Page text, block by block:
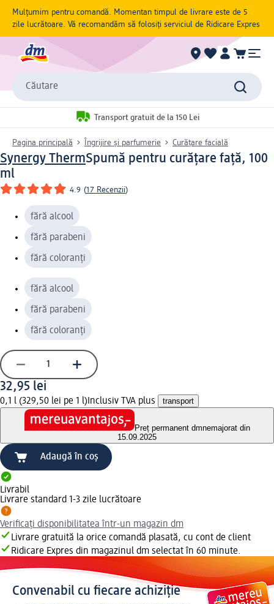
Mulțumim pentru comandă. Momentan timpul de livrare este de 5
zile lucrătoare. Vă recomandăm să folosiți serviciul de Ridicare Expres
Căutare
Transport gratuit de la 150 Lei
Pagina principală Îngrijire și parfumerie Curățare facială
Synergy ThermSpumă pentru curățare față, 100
ml
4.9 (17 Recenzii)
fără alcool
fără parabeni
fără coloranți
fără alcool
fără parabeni
fără coloranți
32,95 lei
0,1 l (329,50 lei pe 1 l) Inclusiv TVA plus transport
Preț permanent dmnemajorat din
15.09.2025
Adaugă în coș
Livrabil
Livrare standard 1-3 zile lucrătoare
Verificați disponibilitatea într-un magazin dm
Livrare gratuită la orice comandă plasată, cu cont de client
Ridicare Expres din magazinul dm selectat în 60 minute.
Convenabil cu fiecare achiziție